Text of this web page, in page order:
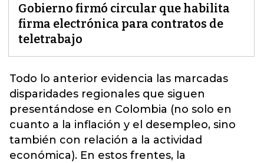
Gobierno firmó circular que habilita
firma electrónica para contratos de
teletrabajo
Todo lo anterior evidencia las marcadas
disparidades regionales que siguen
presentándose en Colombia (no solo en
cuanto a la inflación y el desempleo, sino
también con relación a la actividad
económica). En estos frentes, la